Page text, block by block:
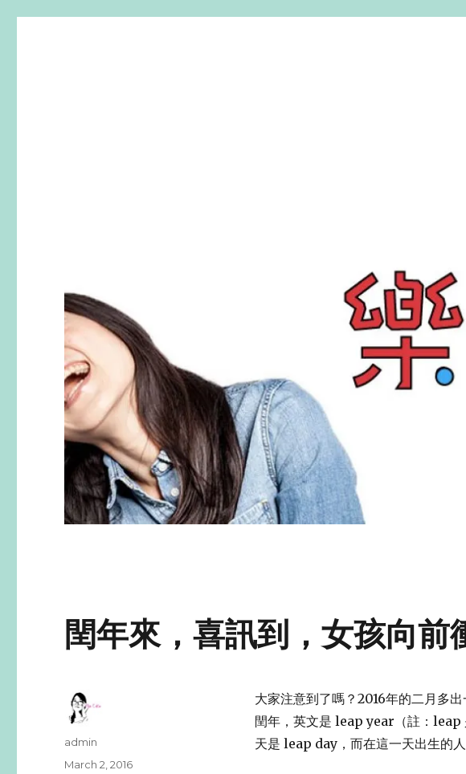
閏年來，喜訊到，女孩向前
大家注意到了嗎？2016年的二月多
閏年，英文是 leap year（註：leap
天是 leap day，而在這一天出生的
Author
admin
Posted
March 2, 2016